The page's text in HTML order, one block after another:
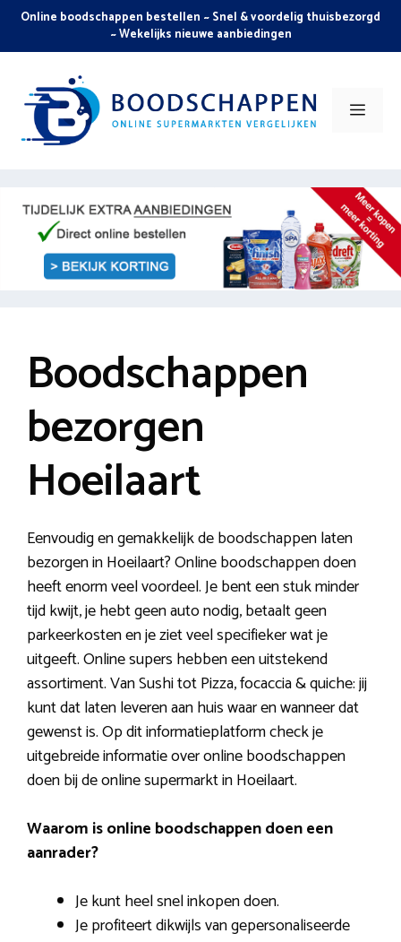
Skip
content
Online boodschappen bestellen ~ Snel & voordelig thuisbezorgd
~ Wekelijks nieuwe aanbiedingen
Menu
Boodschappen
bezorgen
Hoeilaart
Eenvoudig en gemakkelijk de boodschappen laten
bezorgen in Hoeilaart? Online boodschappen doen
heeft enorm veel voordeel. Je bent een stuk minder
tijd kwijt, je hebt geen auto nodig, betaalt geen
parkeerkosten en je ziet veel specifieker wat je
uitgeeft. Online supers hebben een uitstekend
assortiment. Van Sushi tot Pizza, focaccia & quiche: jij
kunt dat laten leveren aan huis waar en wanneer dat
gewenst is. Op dit informatieplatform check je
uitgebreide informatie over online boodschappen
doen bij de online supermarkt in Hoeilaart.
Waarom is online boodschappen doen een
aanrader?
Je kunt heel snel inkopen doen.
Je profiteert dikwijls van gepersonaliseerde